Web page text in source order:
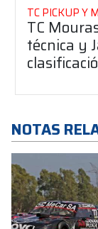
TC PICKUP Y
TC
técnica y
NOTAS